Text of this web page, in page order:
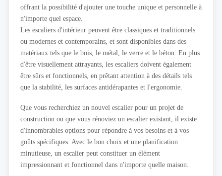
offrant la possibilité d'ajouter une touche unique et personnelle à
n'importe quel espace.
Les escaliers d'intérieur peuvent être classiques et traditionnels
ou modernes et contemporains, et sont disponibles dans des
matériaux tels que le bois, le métal, le verre et le béton. En plus
d'être visuellement attrayants, les escaliers doivent également
être sûrs et fonctionnels, en prêtant attention à des détails tels
que la stabilité, les surfaces antidérapantes et l'ergonomie.
Que vous recherchiez un nouvel escalier pour un projet de
construction ou que vous rénoviez un escalier existant, il existe
d'innombrables options pour répondre à vos besoins et à vos
goûts spécifiques. Avec le bon choix et une planification
minutieuse, un escalier peut constituer un élément
impressionnant et fonctionnel dans n'importe quelle maison.